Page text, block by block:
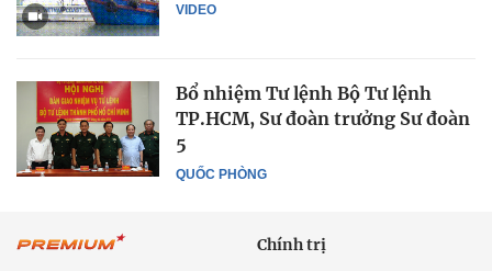
VIDEO
QUỐC PHÒNG
Bổ nhiệm Tư lệnh Bộ Tư lệnh
TP.HCM, Sư đoàn trưởng Sư đoàn
5
Chính trị